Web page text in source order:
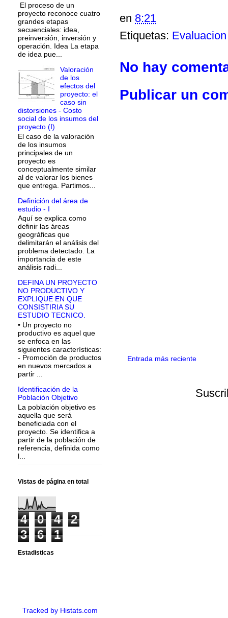
en 8:21
Etiquetas: Evaluacion
No hay
Publicar un
Entrada más reciente
El proceso de un
proyecto reconoce cuatro
grandes etapas
secuenciales: idea,
preinversión, inversión y
operación. Idea La etapa
de idea pue...
Valoración
de los
efectos del
proyecto: el
caso sin
distorsiones - Costo
social de los insumos del
proyecto (I)
El caso de la valoración
de los insumos
principales de un
proyecto es
conceptualmente similar
al de valorar los bienes
que entrega. Partimos...
Definición del área de
estudio - I
Aquí se explica como
definir las áreas
geográficas que
delimitarán el análisis del
problema detectado. La
importancia de este
análisis radi...
DEFINA UN PROYECTO
NO PRODUCTIVO Y
EXPLIQUE EN QUE
CONSISTIRIA SU
ESTUDIO TECNICO.
• Un proyecto no
productivo es aquel que
se enfoca en las
siguientes características:
- Promoción de productos
en nuevos mercados a
partir ...
Identificación de la
Población Objetivo
La población objetivo es
aquella que será
beneficiada con el
proyecto. Se identifica a
partir de la población de
referencia, definida como
l...
Vistas de página en total
4 0 4
2
3
6 1
Estadisticas
Tracked by Histats.com